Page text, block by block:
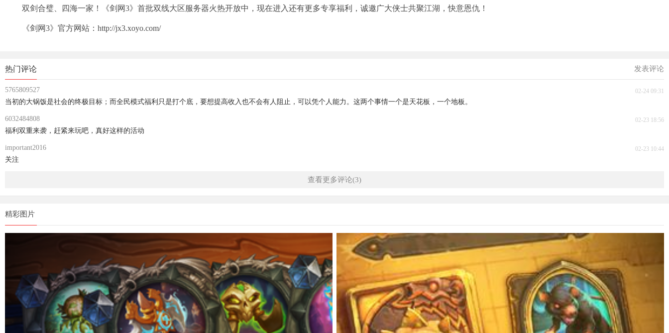
双剑合璧、四海一家！《剑网3》首批双线大区服务器火热开放中，现在进入还有更多专享福利，诚邀广大侠士共聚江湖，快意恩仇！
《剑网3》官方网站：http://jx3.xoyo.com/
热门评论 发表评论
5765809527 02-24 09:31
当初的大锅饭是社会的终极目标；而全民模式福利只是打个底，要想提高收入也不会有人阻止，可以凭个人能力。这两个事情一个是天花板，一个地板。
6032484808 02-23 18:56
福利双重来袭，赶紧来玩吧，真好这样的活动
important2016 02-23 10:44
关注
查看更多评论(3)
精彩图片